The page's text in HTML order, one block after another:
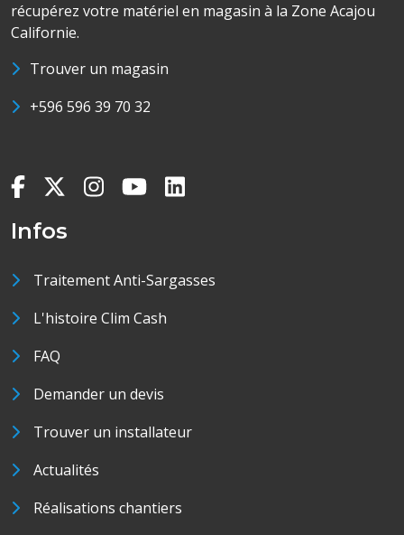
récupérez votre matériel en magasin à la Zone Acajou
Californie.
Trouver un magasin
+596 596 39 70 32
Infos
Traitement Anti-Sargasses
L'histoire Clim Cash
FAQ
Demander un devis
Trouver un installateur
Actualités
Réalisations chantiers